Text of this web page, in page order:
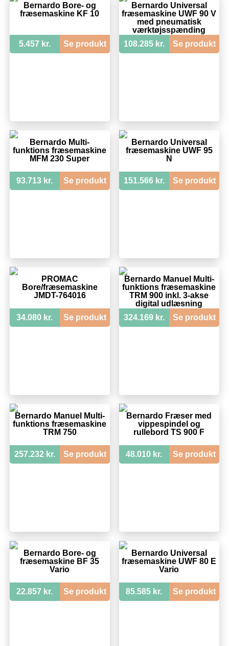
Bernardo Bore- og
fræsemaskine KF 10
5.457 kr. Se produkt
Bernardo Universal
fræsemaskine UWF 90 V
med pneumatisk
værktøjsspænding
108.285 kr.
Se produkt
Bernardo Multi-
funktions fræsemaskine
MFM 230 Super
93.713 kr. Se produkt
Bernardo Universal
fræsemaskine UWF 95
N
151.566 kr. Se produkt
PROMAC
Bore/fræsemaskine
JMDT-764016
34.080 kr. Se produkt
Bernardo Manuel Multi-
funktions fræsemaskine
TRM 900 inkl. 3-akse
digital udlæsning
324.169 kr.
Se produkt
Bernardo Manuel Multi-
funktions fræsemaskine
TRM 750
257.232 kr. Se produkt
Bernardo Fræser med
vippespindel og
rullebord TS 900 F
48.010 kr. Se produkt
Bernardo Bore- og
fræsemaskine BF 35
Vario
22.857 kr. Se produkt
Bernardo Universal
fræsemaskine UWF 80 E
Vario
85.585 kr. Se produkt